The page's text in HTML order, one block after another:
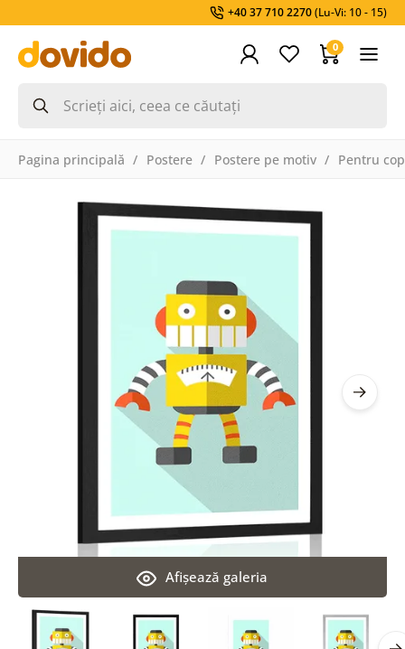
+40 37 710 2270(Lu-Vi: 10 - 15)
0
Pagina principală Postere Postere pe motiv Pentru
Afişează galeria